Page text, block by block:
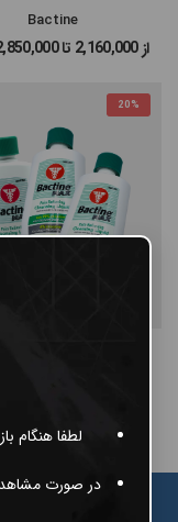
لطفا هنگام
در صورت
#سایر پن‌های شارژی
#پن تتو
Bactine
از 2,160,000 تا 2,850,000
20%